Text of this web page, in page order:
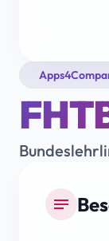
notes